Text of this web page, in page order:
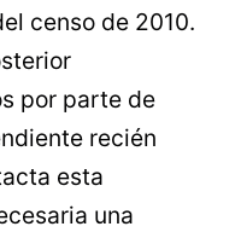
censo de 2010.
por parte de
recién
esta
una